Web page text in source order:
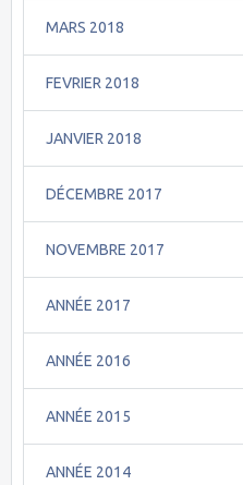
MARS 2018
FEVRIER 2018
JANVIER 2018
DÉCEMBRE 2017
NOVEMBRE 2017
ANNÉE 2017
ANNÉE 2016
ANNÉE 2015
ANNÉE 2014